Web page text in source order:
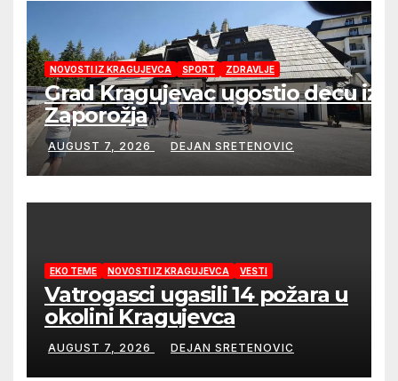
NOVOSTI IZ KRAGUJEVCA SPORT ZDRAVLJE
Grad Kragujevac ugostio decu iz
Zaporožja
AUGUST 7, 2026 DEJAN SRETENOVIC
EKO TEME NOVOSTI IZ KRAGUJEVCA VESTI
Vatrogasci ugasili 14 požara u
okolini Kragujevca
AUGUST 7, 2026 DEJAN SRETENOVIC